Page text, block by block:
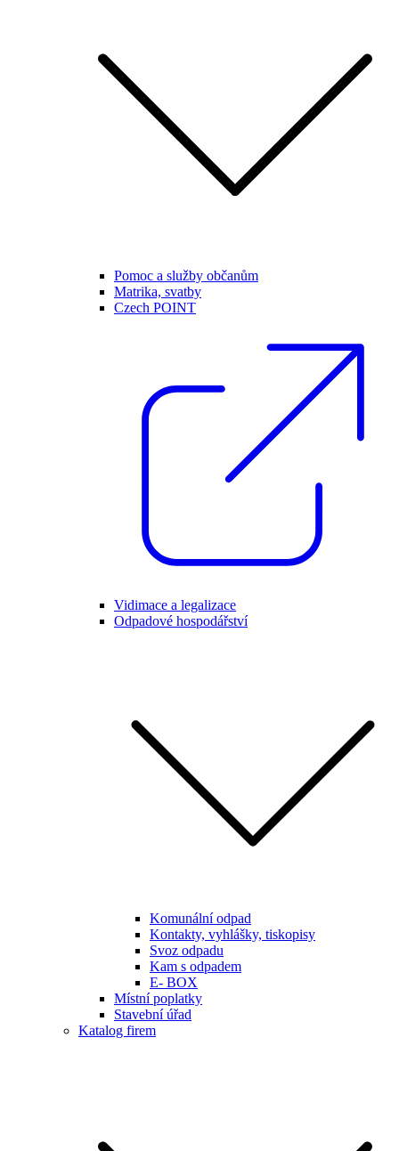
Pomoc a služby občanům
Matrika, svatby
Czech POINT
Vidimace a legalizace
Odpadové hospodářství
Komunální odpad
Kontakty, vyhlášky, tiskopisy
Svoz odpadu
Kam s odpadem
E- BOX
Místní poplatky
Stavební úřad
Katalog firem